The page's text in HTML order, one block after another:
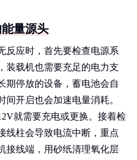
量源头
反应时，首先要检查电源系
装载机也需要充足的电力支
期停放的设备，蓄电池会自
开启也会加速电量消耗。
就需要充电或更换。接着检
线柱会导致电流中断，重点
接线端，用砂纸清理氧化层